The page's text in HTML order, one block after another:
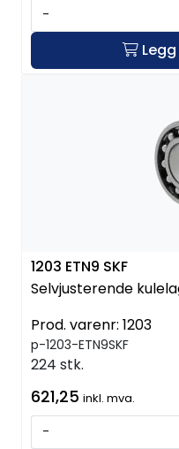
-
1203 ETN9 SKF
Selvjusterende
Prod. varenr: 1203
p-1203-ETN9SKF
224 stk.
621,25 inkl. mva.
-